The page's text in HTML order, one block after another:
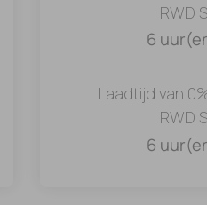
RWD
6
Laadtijd van
RWD
6